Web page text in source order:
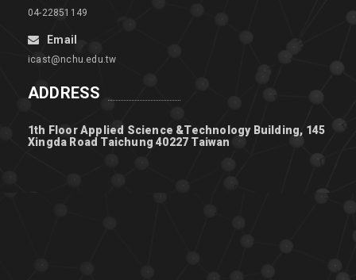
04-22851149
Email
icast@nchu.edu.tw
ADDRESS
1th Floor Applied Science &Technology Building, 145
Xingda Road Taichung 40227 Taiwan